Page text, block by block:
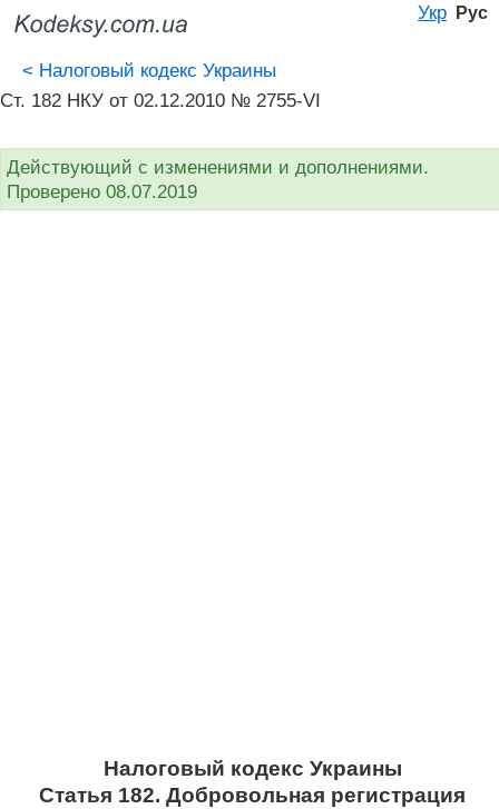
Укр Рус
< Налоговый кодекс Украины
Ст. 182 НКУ от 02.12.2010 № 2755-VI
Действующий с изменениями и дополнениями.
Проверено 08.07.2019
Налоговый кодекс Украины
Статья 182. Добровольная регистрация